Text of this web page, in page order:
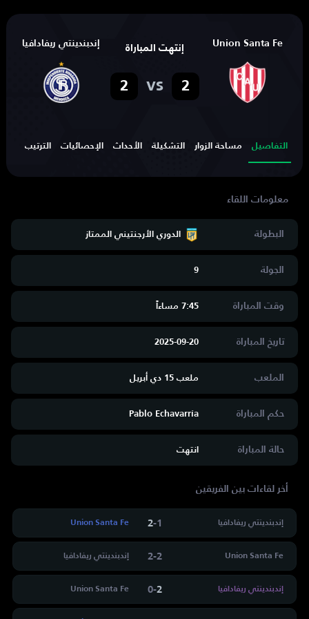
Union Santa Fe إنتهت المباراة
2
vs
2
إندبندينتي ريفادافيا
التفاصيل مساحة الزوار التشكيلة الأحداث الإحصائيات الترتيب
البطولة الدوري الأرجنتيني الممتاز
الجولة 9
وقت المباراة 7:45 مساءاََ
تاريخ المباراة 2025-09-20
الملعب ملعب 15 دي أبريل
حكم المباراة Pablo Echavarría
حالة المباراة انتهت
أخر لقاءات بين الفريقين
إندبندينتي ريفادافيا 1
-
2
Union Santa Fe
Union Santa Fe
2
-
2 إندبندينتي ريفادافيا
إندبندينتي ريفادافيا 2
-
0
Union Santa Fe